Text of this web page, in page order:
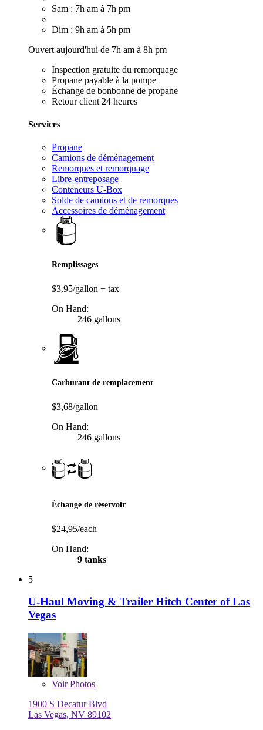
Sam : 7h am à 7h pm
Dim : 9h am à 5h pm
Ouvert aujourd'hui de 7h am à 8h pm
Inspection gratuite du remorquage
Propane payable à la pompe
Échange de bonbonne de propane
Retour client 24 heures
Services
Propane
Camions de déménagement
Remorques et remorquage
Libre-entreposage
Conteneurs U-Box
Solde de camions et de remorques
Accessoires de déménagement
Remplissages
$3,95/gallon + tax
On Hand:
246 gallons
Carburant de remplacement
$3,68/gallon
On Hand:
246 gallons
Échange de réservoir
$24,95/each
On Hand:
9 tanks
5
U-Haul Moving & Trailer Hitch Center of Las
Vegas
VoirPhotos
1900 S Decatur Blvd
Las Vegas, NV 89102